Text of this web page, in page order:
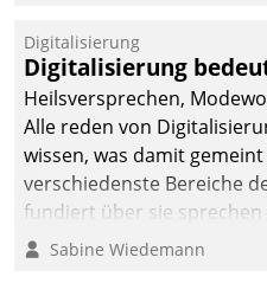
integrieren.
Digitalisierung
Digitalisierung
Heilsversprechen,
Alle reden von
wissen, was damit
verschiedenste Bereiche
fundiert über sie
klären. Ein Aspekt ist die
Sabine Wiedemann